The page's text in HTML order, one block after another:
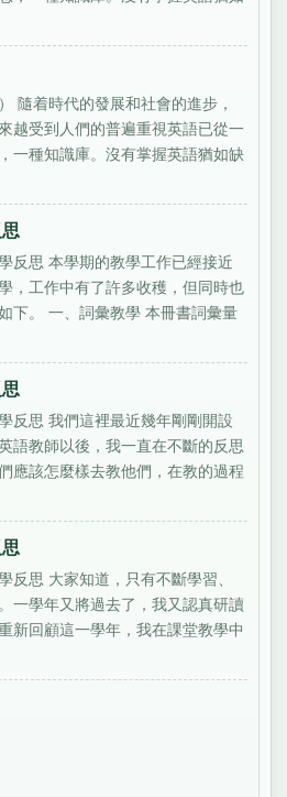
隨着時代的發展和社會的進步，
越受到人們的普遍重視英語已從一
一種知識庫。沒有掌握英語猶如缺
反思 本學期的教學工作已經接近
，工作中有了許多收穫，但同時也
下。 一、詞彙教學 本冊書詞彙量
反思 我們這裡最近幾年剛剛開設
語教師以後，我一直在不斷的反思
應該怎麼樣去教他們，在教的過程
反思 大家知道，只有不斷學習、
一學年又將過去了，我又認真研讀
新回顧這一學年，我在課堂教學中